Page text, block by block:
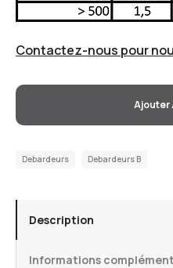
Contactez-nous pour
Ajouter
Debardeurs Debardeurs B
Description
Informations